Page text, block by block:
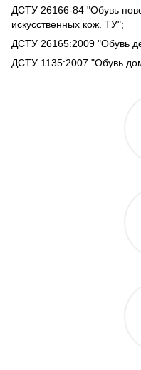
ДСТУ 26166-84 "Обувь
искусственных кож. ТУ";
ДСТУ 26165:2009 "Обувь
ДСТУ 1135:2007 "Обувь